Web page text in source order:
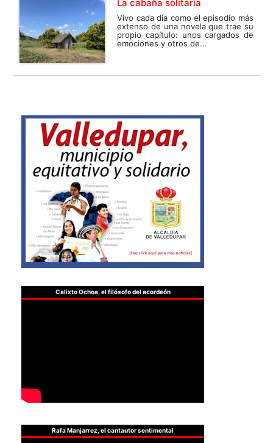
La cabaña solitaria
Vivo cada día como el episodio más
extenso de una novela que trae su
propio capítulo: unos cargados de
emociones y otros de...
Calixto Ochoa, el filósofo del acordeón
Rafa Manjarrez, el cantautor sentimental